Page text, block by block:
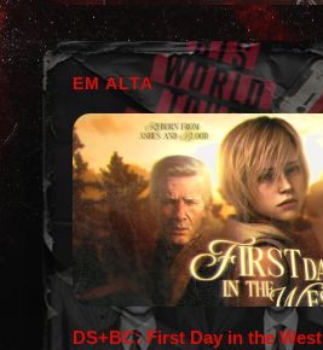
EM ALTA
DS+BC: First Day in the West